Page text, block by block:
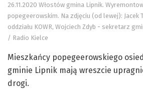
26.11.2020 Włostów gmina Lipnik.
popegeerowskim. Na zdjęciu (od lewej): Jacek
oddziału KOWR, Wojciech Zdyb - sekretarz
/ Radio Kielce
Mieszkańcy popegeerowskiego
gminie Lipnik mają wreszcie
drogi.